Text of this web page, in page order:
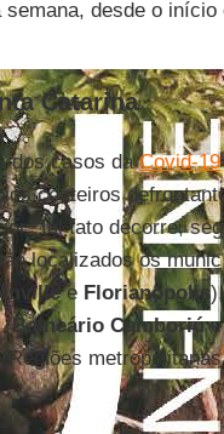
semana, desde o
Catarina
dos casos daCovid-19
costeiros
Tal fato decorre,
localizados os
e Florianópolis
(Balneário Camboriú